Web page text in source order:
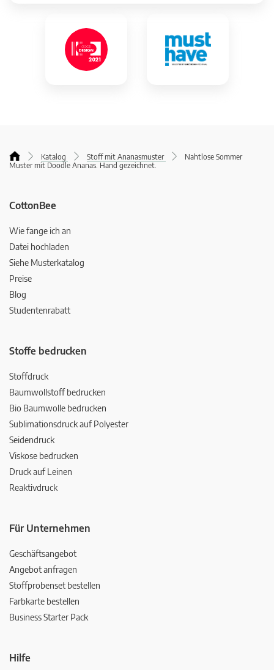
Katalog Stoff mit Ananasmuster
Nahtlose Sommer
Muster mit Doodle Ananas. Hand gezeichnet.
CottonBee
Wie fange ich an
Datei hochladen
Siehe Musterkatalog
Preise
Blog
Studentenrabatt
Stoffe bedrucken
Stoffdruck
Baumwollstoff bedrucken
Bio Baumwolle bedrucken
Sublimationsdruck auf Polyester
Seidendruck
Viskose bedrucken
Druck auf Leinen
Reaktivdruck
Für Unternehmen
Geschäftsangebot
Angebot anfragen
Stoffprobenset bestellen
Farbkarte bestellen
Business Starter Pack
Hilfe